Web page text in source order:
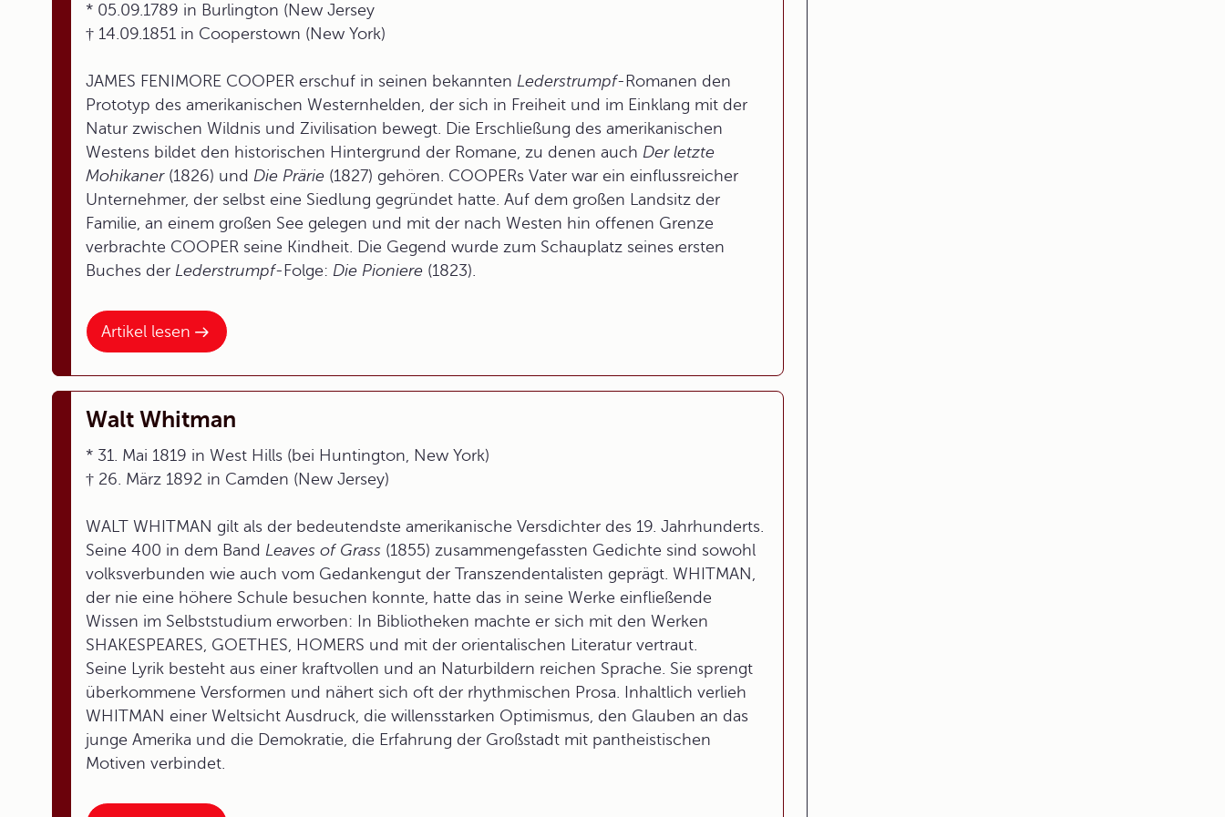
Artikel lesen
* 05.09.1789 in Burlington (New Jersey
† 14.09.1851 in Cooperstown (New York)
JAMES FENIMORE COOPER erschuf in seinen bekannten Lederstrumpf- Romanen den
Prototyp des amerikanischen Westernhelden, der sich in Freiheit und im Einklang mit der
Natur zwischen Wildnis und Zivilisation bewegt. Die Erschließung des amerikanischen
Westens bildet den historischen Hintergrund der Romane, zu denen auch Der letzte
Mohikaner(1826) und Die Prärie (1827) gehören. COOPERs Vater war ein einflussreicher
Unternehmer, der selbst eine Siedlung gegründet hatte. Auf dem großen Landsitz der
Familie, an einem großen See gelegen und mit der nach Westen hin offenen Grenze
verbrachte COOPER seine Kindheit. Die Gegend wurde zum Schauplatz seines ersten
Buches der Lederstrumpf- Folge: Die Pioniere (1823).
Walt Whitman
* 31. Mai 1819 in West Hills (bei Huntington, New York)
† 26. März 1892 in Camden (New Jersey)
WALT WHITMAN gilt als der bedeutendste amerikanische Versdichter des 19. Jahrhunderts.
Seine 400 in dem Band Leaves of Grass (1855) zusammengefassten Gedichte sind sowohl
volksverbunden wie auch vom Gedankengut der Transzendentalisten geprägt. WHITMAN,
der nie eine höhere Schule besuchen konnte, hatte das in seine Werke einfließende
Wissen im Selbststudium erworben: In Bibliotheken machte er sich mit den Werken
SHAKESPEARES, GOETHES, HOMERS und mit der orientalischen Literatur vertraut.
Seine Lyrik besteht aus einer kraftvollen und an Naturbildern reichen Sprache. Sie sprengt
überkommene Versformen und nähert sich oft der rhythmischen Prosa. Inhaltlich verlieh
WHITMAN einer Weltsicht Ausdruck, die willensstarken Optimismus, den Glauben an das
junge Amerika und die Demokratie, die Erfahrung der Großstadt mit pantheistischen
Motiven verbindet.